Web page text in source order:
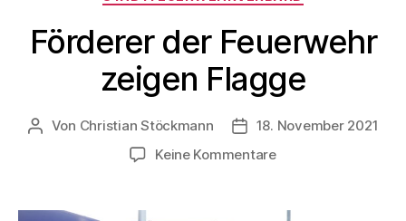
Förderer der Feuerwehr
zeigen Flagge
Von Christian Stöckmann
18. November 2021
Keine Kommentare